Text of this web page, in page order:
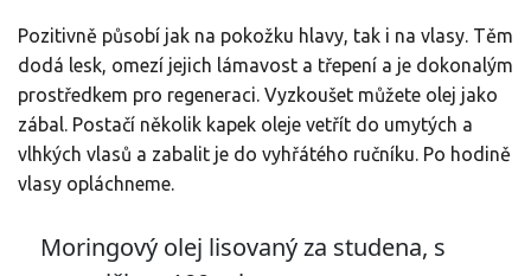
Pozitivně působí jak na pokožku hlavy, tak i na vlasy. Těm
dodá lesk, omezí jejich lámavost a třepení a je dokonalým
prostředkem pro regeneraci. Vyzkoušet můžete olej jako
zábal. Postačí několik kapek oleje vetřít do umytých a
vlhkých vlasů a zabalit je do vyhřátého ručníku. Po hodině
vlasy opláchneme.